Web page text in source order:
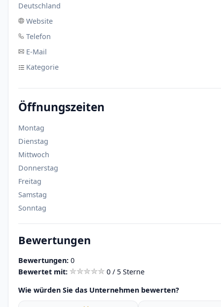
Deutschland
Website
Telefon
E-Mail
Kategorie
Öffnungszeiten
Montag
Dienstag
Mittwoch
Donnerstag
Freitag
Samstag
Sonntag
Bewertungen
Bewertungen: 0
Bewertet mit:
0 / 5 Sterne
Wie würden Sie das Unternehmen bewerten?